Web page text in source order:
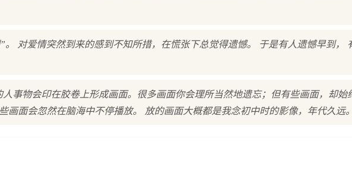
。 对爱情突然到来的感到不知所措，在慌张下总觉得遗憾。 于是有人遗憾早到，
事物会印在胶卷上形成画面。很多画面你会理所当然地遗忘；但有些画面，却始
画面会忽然在脑海中不停播放。 放的画面大概都是我念初中时的影像，年代久远。